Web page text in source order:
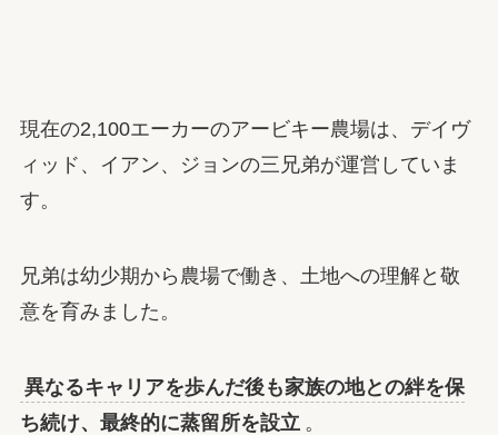
現在の2,100エーカーのアービキー農場は、デイヴ
ィッド、イアン、ジョンの三兄弟が運営していま
す。
兄弟は幼少期から農場で働き、土地への理解と敬
意を育みました。
異なるキャリアを歩んだ後も家族の地との絆を保
ち続け、最終的に蒸留所を設立 。